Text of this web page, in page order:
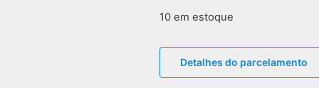
10 em estoque
Detalhes do parcelamento